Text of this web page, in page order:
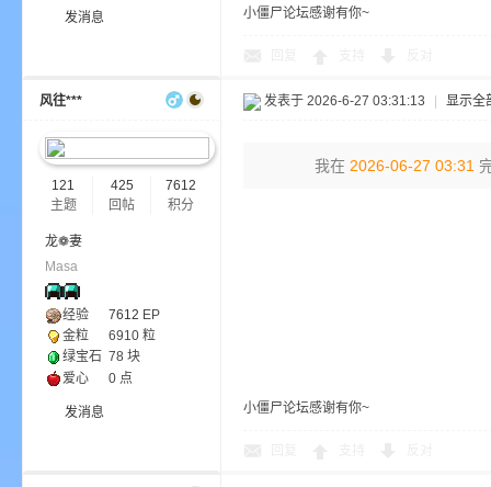
发消息 小僵尸论坛感谢有你~
风往***
121
主题
425
回帖
7612
积分
龙❁妻
Masa
经验 7612 EP
金粒
6910 粒
绿宝石 78 块
爱心
0 点
发消息
发表于 2026-6-27 03:31:13 显示全
我在 2026-06-27 03:31
小僵尸论坛感谢有你~